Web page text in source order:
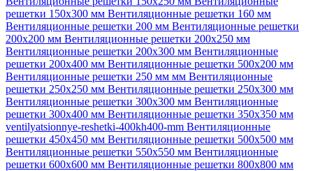
решетки 150х300 мм Вентиляционные решетки 160 мм
Вентиляционные решетки 200 мм Вентиляционные решетки
200х200 мм Вентиляционные решетки 200х250 мм
Вентиляционные решетки 200х300 мм Вентиляционные
решетки 200х400 мм Вентиляционные решетки 500х200 мм
Вентиляционные решетки 250 мм мм Вентиляционные
решетки 250х250 мм Вентиляционные решетки 250х300 мм
Вентиляционные решетки 300х300 мм Вентиляционные
решетки 300х400 мм Вентиляционные решетки 350х350 мм
ventilyatsionnye-reshetki-400kh400-mm Вентиляционные
решетки 450х450 мм Вентиляционные решетки 500х500 мм
Вентиляционные решетки 550х550 мм Вентиляционные
решетки 600х600 мм Вентиляционные решетки 800х800 мм